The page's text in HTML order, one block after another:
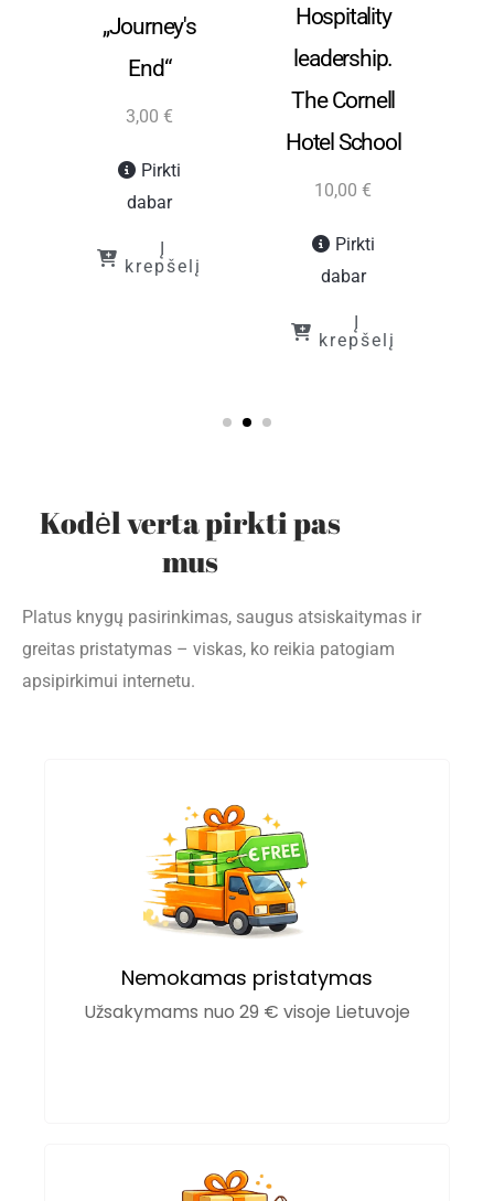
„Journey's
End“
3,00 €
Pirkti
dabar
Į
krepšelį
Hospitality
leadership.
The Cornell
Hotel School
10,00€
Pirkti
dabar
Į
krepšelį
Kodėl verta pirkti pas
mus
Platus knygų pasirinkimas, saugus atsiskaitymas ir
greitas pristatymas – viskas, ko reikia patogiam
apsipirkimui internetu.
Nemokamas pristatymas
Užsakymams nuo 29 € visoje Lietuvoje